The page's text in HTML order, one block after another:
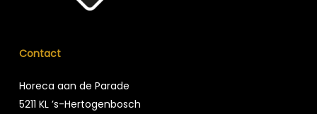
Contact
Horeca aan de Parade
5211 KL ’s-Hertogenbosch